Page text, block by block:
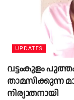
UPDATES
വട്ടംകുളം
താമസിക്കുന്ന
നിര്യാതനായി